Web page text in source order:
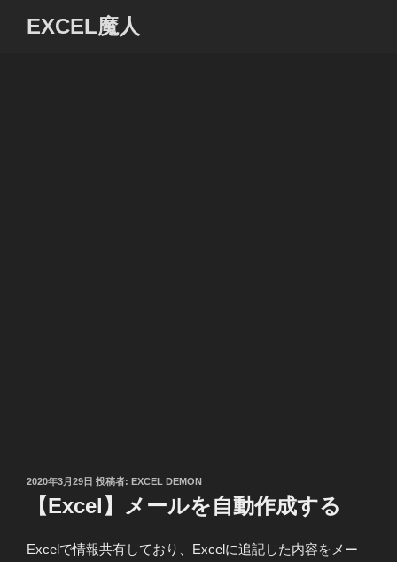
EXCEL魔人
投
2020年3月29日 投稿者: EXCEL DEMON
【Excel】メールを自動作成する
Excelで情報共有しており、Excelに追記した内容をメー